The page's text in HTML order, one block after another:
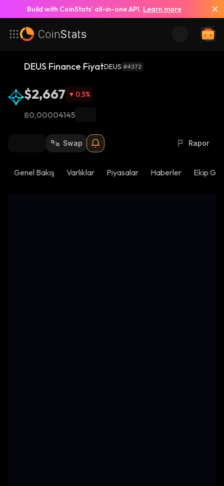
Build with CoinStats’ all-in-one API. Learn more
DEUS Finance FiyatDEUS #4372
$2,667 0,5%
฿0,00004145
Swap Rapor
Genel Bakış Varlıklar Piyasalar Haberler Ekip